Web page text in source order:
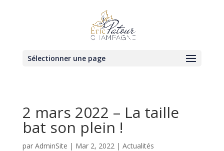
Sélectionner une page
2 mars 2022 – La taille
bat son plein !
par AdminSite | Mar 2, 2022| Actualités